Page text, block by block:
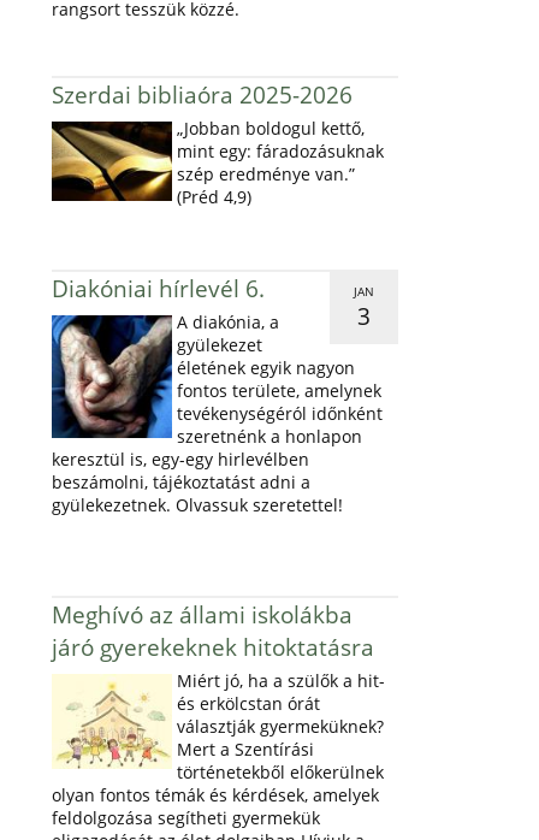
rangsort tesszük közzé.
Szerdai bibliaóra 2025-2026
„Jobban boldogul kettő,
mint egy: fáradozásuknak
szép eredménye van.”
(Préd 4,9)
JAN
3
Diakóniai hírlevél 6.
A diakónia, a
gyülekezet
életének egyik nagyon
fontos területe, amelynek
tevékenységéról időnként
szeretnénk a honlapon
keresztül is, egy-egy hirlevélben
beszámolni, tájékoztatást adni a
gyülekezetnek. Olvassuk szeretettel!
Meghívó az állami iskolákba
járó gyerekeknek hitoktatásra
Miért jó, ha a szülők a hit-
és erkölcstan órát
választják gyermeküknek?
Mert a Szentírási
történetekből előkerülnek
olyan fontos témák és kérdések, amelyek
feldolgozása segítheti gyermekük